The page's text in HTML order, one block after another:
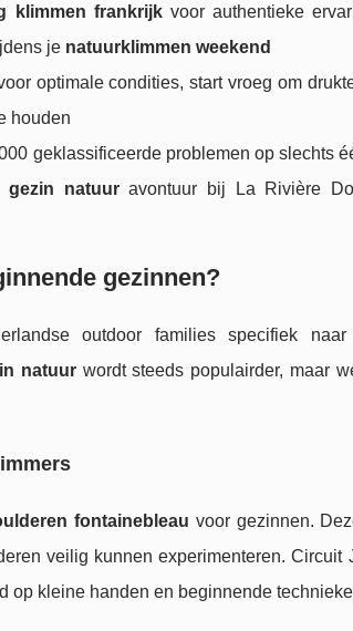
klimmen frankrijkvoor authentieke
je natuurklimmen weekend
optimale condities, start vroeg om
houden
geklassificeerde problemen op slechts
gezin natuuravontuur bij La Rivière
gezinnen?
outdoor families specifiek naar
natuurwordt steeds populairder, maar
fontainebleau voor gezinnen.
veilig kunnen experimenteren. Circuit
op kleine handen en beginnende